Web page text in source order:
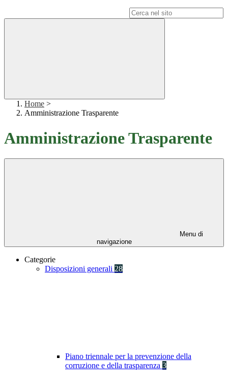
Home >
Amministrazione Trasparente
Amministrazione Trasparente
Menu di
navigazione
Categorie
Disposizioni generali 28
Piano triennale per la prevenzione della
corruzione e della trasparenza 3